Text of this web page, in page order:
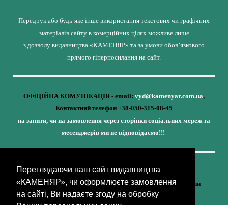
Переглядаючи наш сайт видавництва
«КАМЕНЯР», чи оформлюєте замовлення
на сайті, Ви надаєте згоду на обробку
Передрук або будь-яке інше використання текстових чи графічних
матеріалів сайту в комерційних цілях можливе лише
з дозволу видавництва «КАМЕНЯР» та за умови обов’язкового
прямого гіперпосилання на сайт.
ОФіЦІЙНА КОМУНІКАЦІЯ - email: vyd@kamenyar.com.ua,
Контактний телефон +38-050-315-08-45
на запити, чи на замовлення через сторінки соціальних мереж та
месенджерів ми не відповідаємо!!!
Кожне наше видання - це внесок у спротив,
у збереження ідентичності та неминучу перемогу України
(видавництво «КАМЕНЯР»)